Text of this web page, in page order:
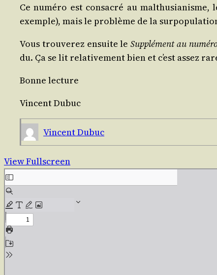
Ce numé­ro est consa­cré au
exemple), mais le pro­blème de la
Vous trou­ve­rez ensuite leSup­plé­ment au
du. Ça se lit rela­ti­ve­ment bien et c’est assez
Bonne lec­ture
Vincent Dubuc
Vincent Dubuc
View Fullscreen